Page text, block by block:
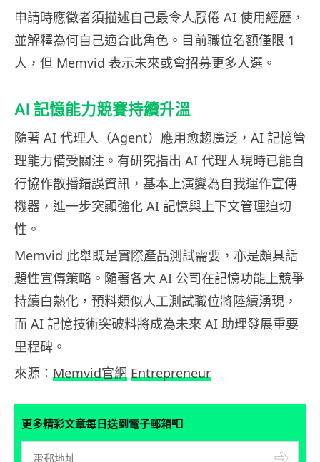
申請時應徵者須描述自己最令人厭倦 AI 使用經歷，
並解釋為何自己適合此角色。目前職位名額僅限 1
人，但 Memvid 表示未來或會招募更多人選。
AI 記憶能力競賽持續升溫
隨著 AI 代理人（Agent）應用愈趨廣泛，AI 記憶管
理能力備受關注。有研究指出 AI 代理人現時已能自
行協作散播錯誤資訊，基本上演變為自我運作宣傳
機器，進一步突顯強化 AI 記憶與上下文管理迫切
性。
Memvid 此舉既是實際產品測試需要，亦是頗具話
題性宣傳策略。隨著各大 AI 公司在記憶功能上競爭
持續白熱化，預料類似人工測試職位將陸續湧現，
而 AI 記憶技術突破料將成為未來 AI 助理發展重要
里程碑。
來源： Memvid官網 Entrepreneur
更多精彩文章每日送到電子郵箱📮